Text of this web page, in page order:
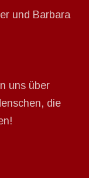
und Barbara
uns über
die